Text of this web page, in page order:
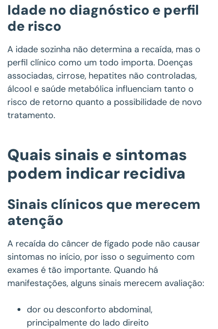
Idade no diagnóstico e perfil
de risco
A idade sozinha não determina a recaída, mas o
perfil clínico como um todo importa. Doenças
associadas, cirrose, hepatites não controladas,
álcool e saúde metabólica influenciam tanto o
risco de retorno quanto a possibilidade de novo
tratamento.
Quais sinais e sintomas
podem indicar recidiva
Sinais clínicos que merecem
atenção
A recaída do câncer de fígado pode não causar
sintomas no início, por isso o seguimento com
exames é tão importante. Quando há
manifestações, alguns sinais merecem avaliação:
dor ou desconforto abdominal,
principalmente do lado direito